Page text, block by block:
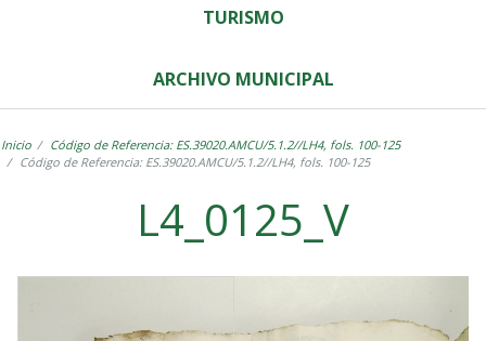
TURISMO
ARCHIVO MUNICIPAL
Inicio
Código de Referencia: ES.39020.AMCU/5.1.2//LH4, fols. 100-125
Código de Referencia: ES.39020.AMCU/5.1.2//LH4, fols. 100-125
L4_0125_V